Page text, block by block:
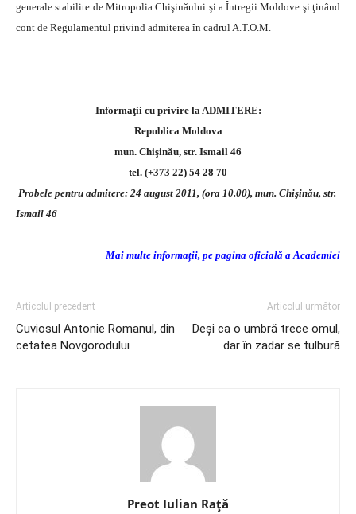
generale stabilite de Mitropolia Chişinăului şi a Întregii Moldove şi ţinând
cont de Regulamentul privind admiterea în cadrul A.T.O.M.
Informaţii cu privire la ADMITERE:
Republica Moldova
mun. Chişinău, str. Ismail 46
tel. (+373 22) 54 28 70
Probele pentru admitere: 24 august 2011, (ora 10.00), mun. Chişinău, str.
Ismail 46
Mai multe informații, pe pagina oficială a Academiei
Articolul precedent
Cuviosul Antonie Romanul, din
cetatea Novgorodului
Articolul următor
Deşi ca o umbră trece omul,
dar în zadar se tulbură
Preot Iulian Raţă